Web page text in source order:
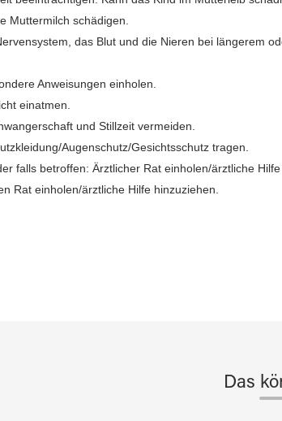
Muttermilch schädigen.
das Blut und die Nieren bei längerem
Anweisungen einholen.
einatmen.
und Stillzeit vermeiden.
Augenschutz/Gesichtsschutz tragen.
falls betroffen: Ärztlicher Rat einholen/ärztliche Hilfe
Rat einholen/ärztliche Hilfe hinzuziehen.
Das